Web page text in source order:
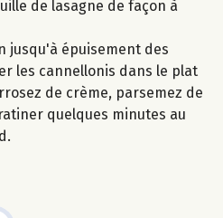
de lasagne de façon à
jusqu'à épuisement des
les cannellonis dans le plat
de crème, parsemez de
quelques minutes au